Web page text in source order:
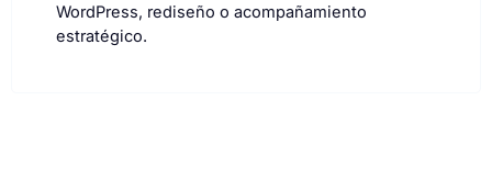
WordPress, rediseño o acompañamiento
estratégico.